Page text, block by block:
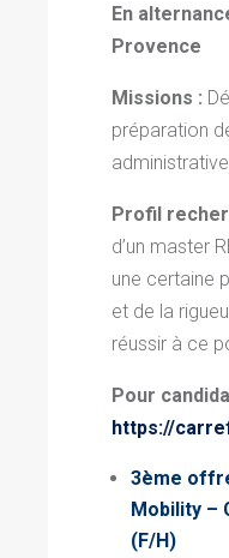
En
Provence
Missions :
préparation
Profil
d’un master
une certaine
et de la
réussir à ce
Pour
https://
3ème
Mobility –
(F/H)